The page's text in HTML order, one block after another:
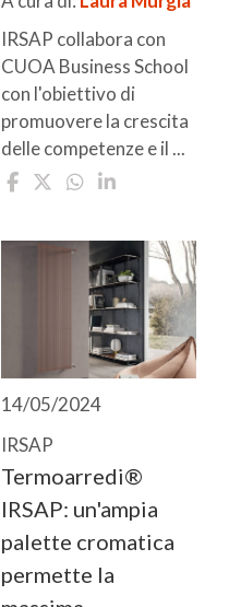
IRSAP collabora con
CUOA Business School
con l'obiettivo di
promuovere la crescita
delle competenze e il ...
14/05/2024
IRSAP
Termoarredi®
IRSAP: un'ampia
palette cromatica
permette la